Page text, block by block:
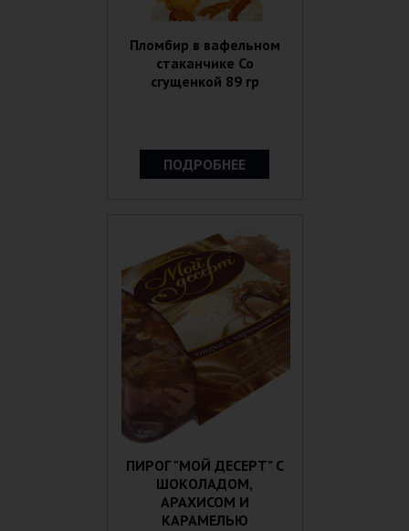
Пломбир в вафельном
стаканчике Со
сгущенкой 89 гр
ПОДРОБНЕЕ
ПИРОГ "МОЙ ДЕСЕРТ" С
ШОКОЛАДОМ,
АРАХИСОМ И
КАРАМЕЛЬЮ